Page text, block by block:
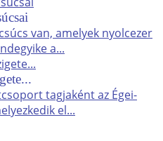
van, amelyek nyolcezer
a...
tagjaként az Égei-
el...